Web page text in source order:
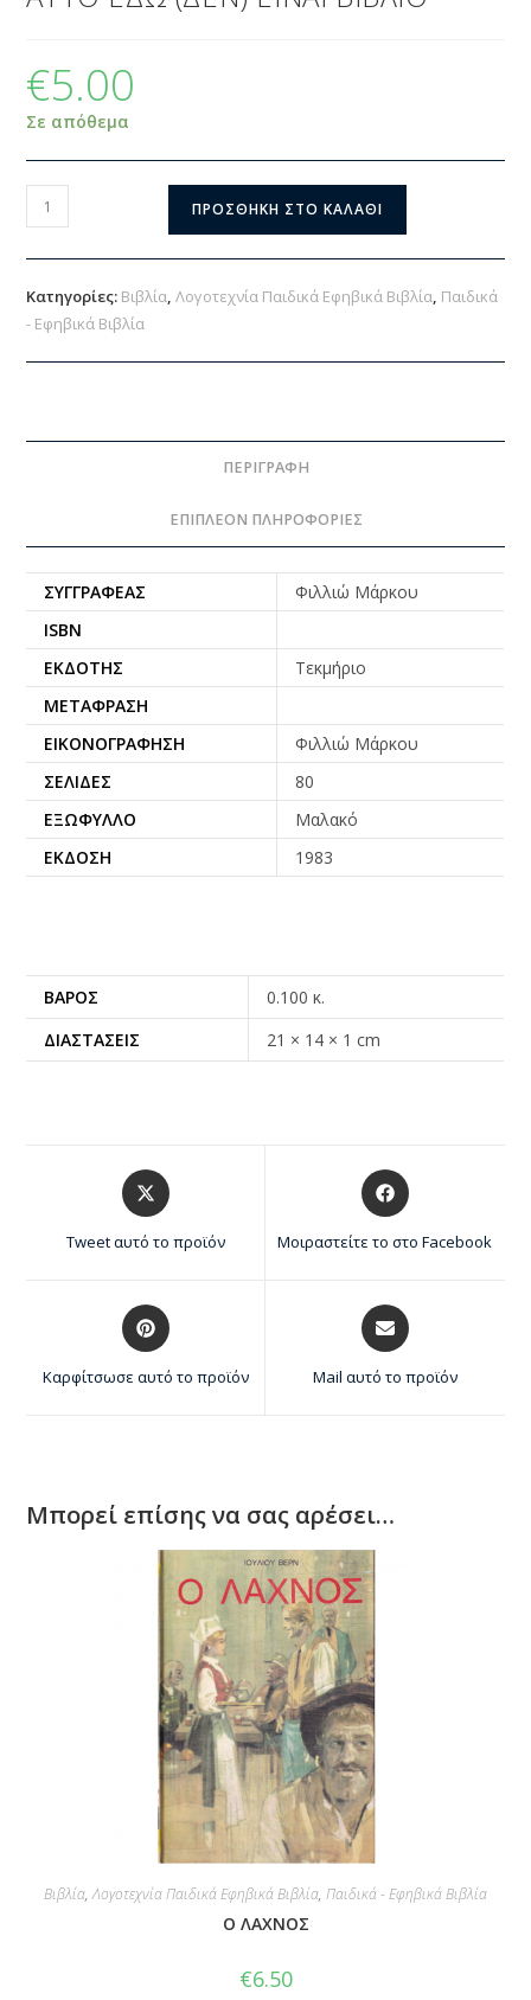
€5.00
Σε απόθεμα
ΠΡΟΣΘΉΚΗ ΣΤΟ ΚΑΛΆΘΙ
Κατηγορίες: Βιβλία,Λογοτεχνία Παιδικά Εφηβικά Βιβλία, Παιδικά
- Εφηβικά Βιβλία
ΠΕΡΙΓΡΑΦΉ
ΕΠΙΠΛΈΟΝ ΠΛΗΡΟΦΟΡΊΕΣ
ΣΥΓΓΡΑΦΈΑΣ
Φιλλιώ Μάρκου
ISBN
ΕΚΔΌΤΗΣ
Τεκμήριο
ΜΕΤΆΦΡΑΣΗ
ΕΙΚΟΝΟΓΡΆΦΗΣΗ
Φιλλιώ Μάρκου
ΣΕΛΊΔΕΣ
80
ΕΞΏΦΥΛΛΟ
Μαλακό
ΈΚΔΟΣΗ
1983
ΒΆΡΟΣ
0.100 κ.
ΔΙΑΣΤΆΣΕΙΣ
21 × 14 × 1 cm
Tweet αυτό το προϊόν Μοιραστείτε το στο Facebook
Καρφίτσωσε αυτό το προϊόν Mail αυτό το προϊόν
Μπορεί επίσης να σας αρέσει…
Βιβλία,Λογοτεχνία Παιδικά Εφηβικά Βιβλία, Παιδικά - Εφηβικά Βιβλία
Ο ΛΑΧΝΟΣ
€6.50